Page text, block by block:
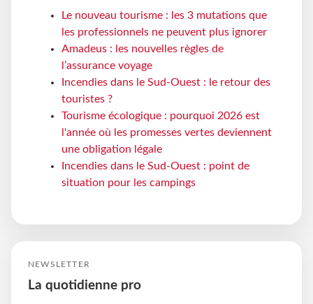
Le nouveau tourisme : les 3 mutations que
les professionnels ne peuvent plus ignorer
Amadeus : les nouvelles règles de
l’assurance voyage
Incendies dans le Sud-Ouest : le retour des
touristes ?
Tourisme écologique : pourquoi 2026 est
l'année où les promesses vertes deviennent
une obligation légale
Incendies dans le Sud-Ouest : point de
situation pour les campings
NEWSLETTER
La quotidienne pro